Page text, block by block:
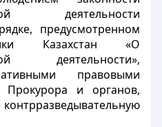
деятельности
предусмотренном
Казахстан «О
деятельности»,
правовыми
Прокурора и органов,